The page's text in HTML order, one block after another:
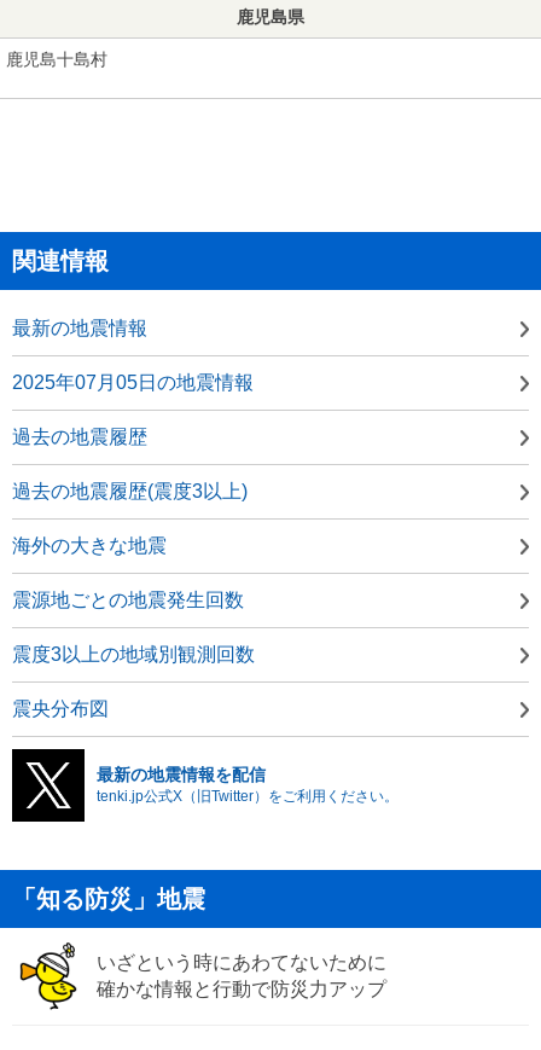
鹿児島県
鹿児島十島村
関連情報
最新の地震情報
2025年07月05日の地震情報
過去の地震履歴
過去の地震履歴(震度3以上)
海外の大きな地震
震源地ごとの地震発生回数
震度3以上の地域別観測回数
震央分布図
最新の地震情報を配信
tenki.jp公式X（旧Twitter）をご利用ください。
「知る防災」地震
いざという時にあわてないために
確かな情報と行動で防災力アップ